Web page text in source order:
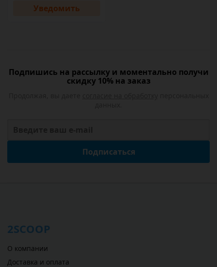
Уведомить
Подпишись на рассылку и моментально получи
скидку 10% на заказ
Подписаться
2SCOOP
О компании
Доставка и оплата